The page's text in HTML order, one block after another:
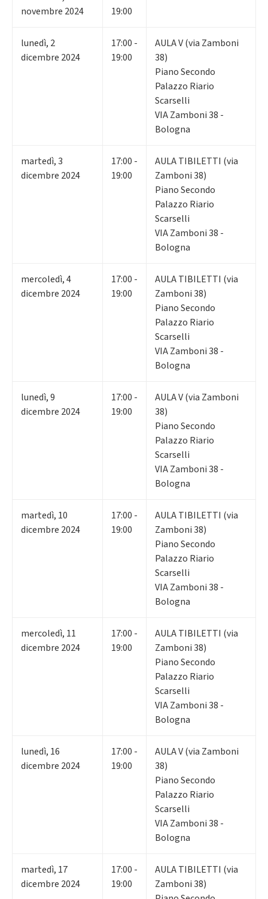
novembre 2024
19:00
lunedì, 2
dicembre 2024
17:00 -
19:00
AULA V (via Zamboni
38)
Piano Secondo
Palazzo Riario
Scarselli
VIA Zamboni 38 -
Bologna
martedì,3
dicembre 2024
17:00 -
19:00
AULA TIBILETTI (via
Zamboni 38)
Piano Secondo
Palazzo Riario
Scarselli
VIA Zamboni 38 -
Bologna
mercoledì,4
dicembre 2024
17:00 -
19:00
AULA TIBILETTI (via
Zamboni 38)
Piano Secondo
Palazzo Riario
Scarselli
VIA Zamboni 38 -
Bologna
lunedì,9
dicembre 2024
17:00 -
19:00
AULA V (via Zamboni
38)
Piano Secondo
Palazzo Riario
Scarselli
VIA Zamboni 38 -
Bologna
martedì, 10
dicembre 2024
17:00 -
19:00
AULA TIBILETTI (via
Zamboni 38)
Piano Secondo
Palazzo Riario
Scarselli
VIA Zamboni 38 -
Bologna
mercoledì, 11
dicembre 2024
17:00 -
19:00
AULA TIBILETTI (via
Zamboni 38)
Piano Secondo
Palazzo Riario
Scarselli
VIA Zamboni 38 -
Bologna
lunedì, 16
dicembre 2024
17:00 -
19:00
AULA V (via Zamboni
38)
Piano Secondo
Palazzo Riario
Scarselli
VIA Zamboni 38 -
Bologna
martedì, 17
dicembre 2024
17:00 -
19:00
AULA TIBILETTI (via
Zamboni 38)